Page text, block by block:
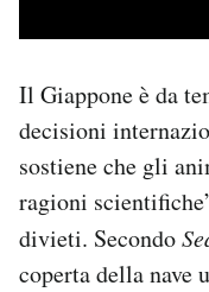
Il Giappone è da
decisioni
sostiene che gli
ragioni
divieti. Secondo
coperta della nave